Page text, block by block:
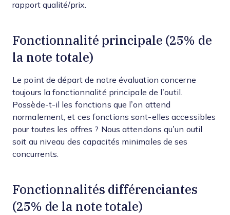
rapport qualité/prix.
Fonctionnalité principale (25% de
la note totale)
Le point de départ de notre évaluation concerne
toujours la fonctionnalité principale de l’outil.
Possède-t-il les fonctions que l’on attend
normalement, et ces fonctions sont-elles accessibles
pour toutes les offres ? Nous attendons qu’un outil
soit au niveau des capacités minimales de ses
concurrents.
Fonctionnalités différenciantes
(25% de la note totale)